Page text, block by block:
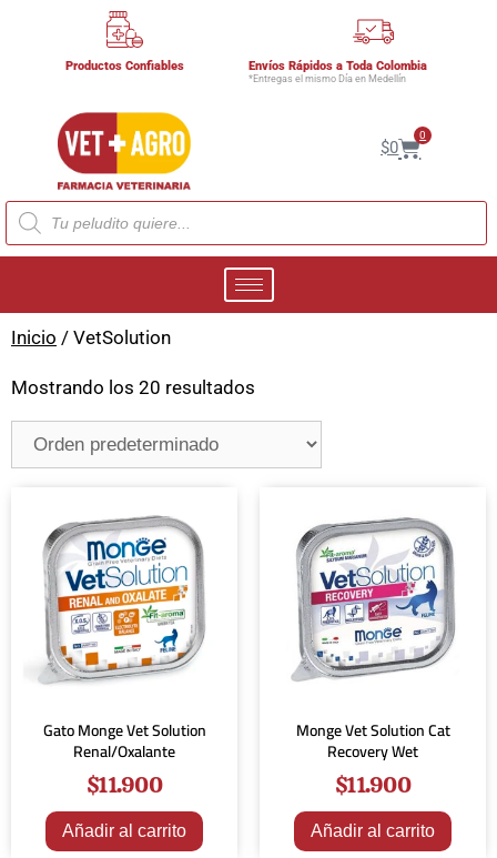
Productos Confiables Envíos Rápidos a Toda Colombia
*Entregas el mismo Día en Medellín
$0
0
Inicio / VetSolution
Mostrando los 20 resultados
Gato Monge Vet Solution
Renal/Oxalante
$11.900
Añadir al carrito
Monge Vet Solution Cat
Recovery Wet
$11.900
Añadir al carrito